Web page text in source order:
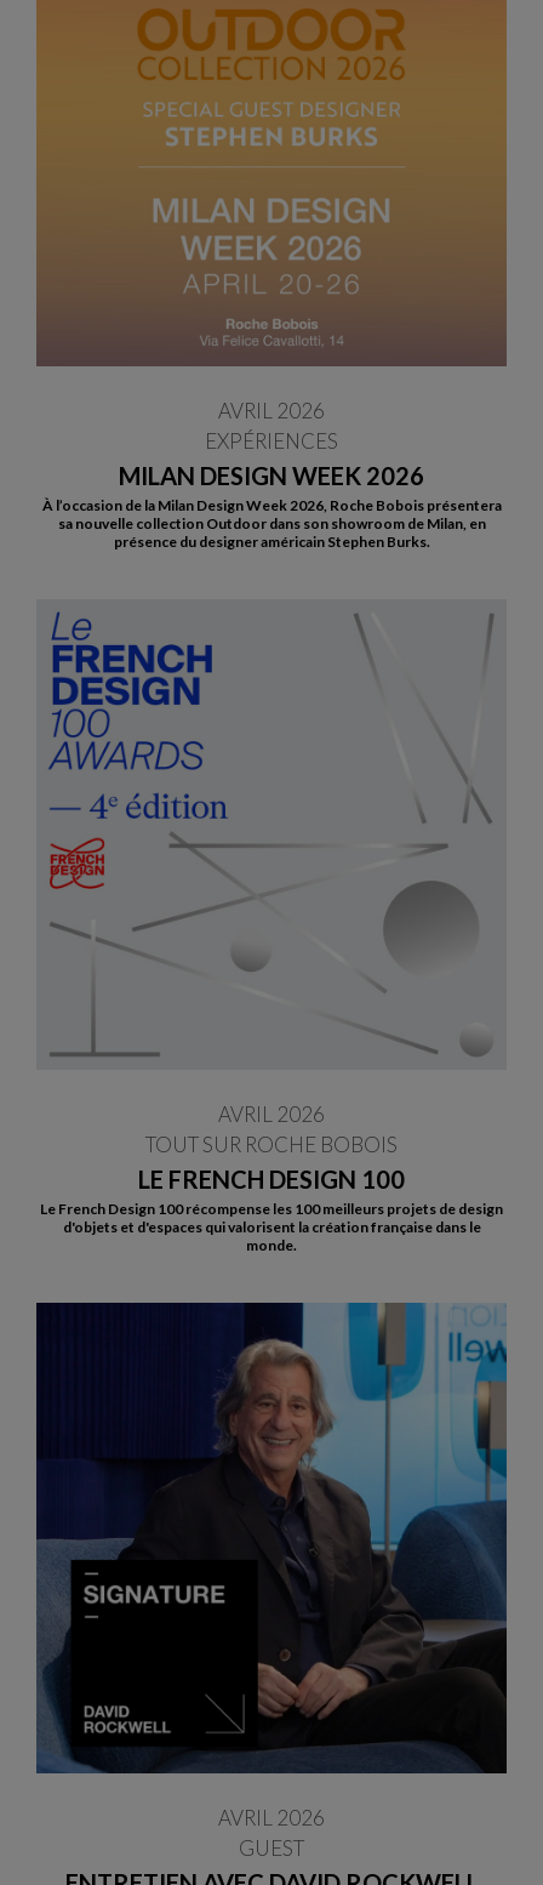
MILAN DESIGN WEEK 2026
AVRIL 2026
EXPÉRIENCES
À l’occasion de la Milan Design Week 2026, Roche Bobois présentera
sa nouvelle collection Outdoor dans son showroom de Milan, en
présence du designer américain Stephen Burks.
LE FRENCH DESIGN 100
AVRIL 2026
TOUT SUR ROCHE BOBOIS
Le French Design 100 récompense les 100 meilleurs projets de design
d'objets et d'espaces qui valorisent la création française dans le
monde.
AVRIL 2026
GUEST